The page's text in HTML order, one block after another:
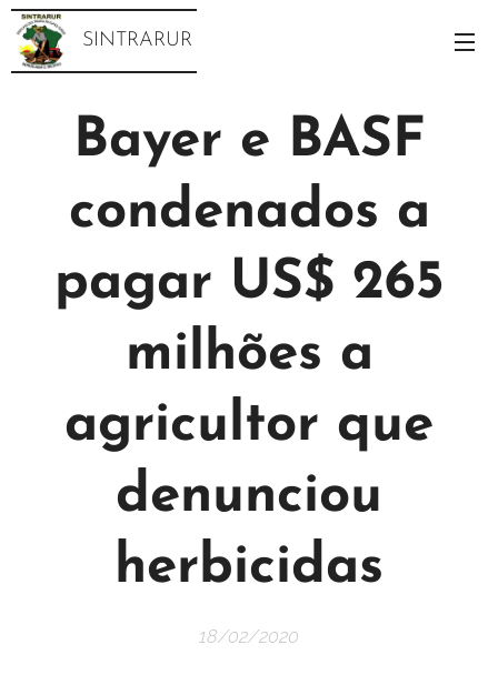
SINTRARUR
Bayer e BASF
condenados a
pagar US$ 265
milhões a
agricultor que
denunciou
herbicidas
18/02/2020